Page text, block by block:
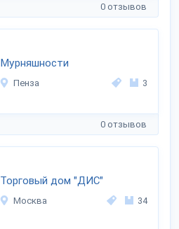
0 отзывов
Мурняшности
Пенза 3
0 отзывов
Торговый дом "ДИС"
Москва 34